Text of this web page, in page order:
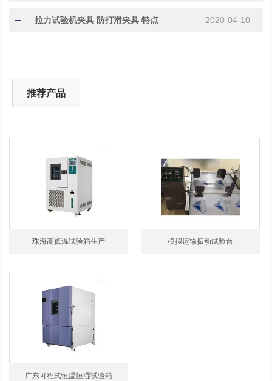
拉力试验机夹具 防打滑夹具 特点 2020-04-10
推荐产品
珠海高低温试验箱生产 模拟运输振动试验台
广东可程式恒温恒湿试验箱